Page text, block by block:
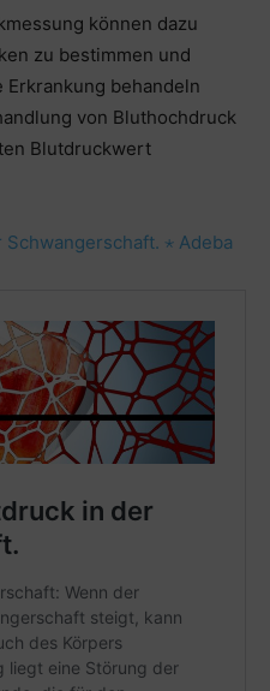
können dazu
zu bestimmen und
behandeln
von Bluthochdruck
Blutdruckwert
⋆ Adeba